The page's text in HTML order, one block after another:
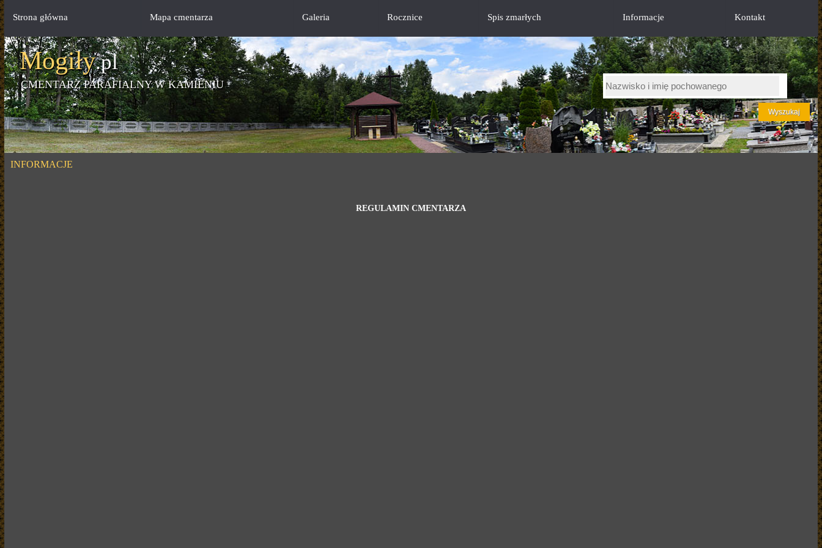
Mogiły.pl
CMENTARZ PARAFIALNY W KAMIENIU
Strona główna Mapa cmentarza Galeria Rocznice Spis zmarłych Informacje Kontakt
INFORMACJE
REGULAMIN CMENTARZA